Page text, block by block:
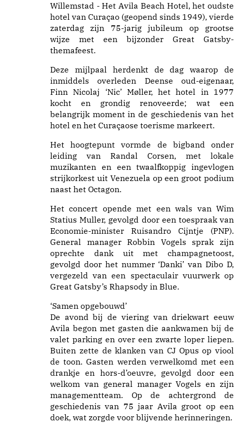
Willemstad - Het Avila Beach Hotel, het oudste
hotel van Curaçao (geopend sinds 1949), vierde
zaterdag zijn 75-jarig jubileum op grootse
wijze met een bijzonder Great Gatsby-
themafeest.
Deze mijlpaal herdenkt de dag waarop de
inmiddels overleden Deense oud-eigenaar,
Finn Nicolaj ‘Nic’ Møller, het hotel in 1977
kocht en grondig renoveerde; wat een
belangrijk moment in de geschiedenis van het
hotel en het Curaçaose toerisme markeert.
Het hoogtepunt vormde de bigband onder
leiding van Randal Corsen, met lokale
muzikanten en een twaalfkoppig ingevlogen
strijkorkest uit Venezuela op een groot podium
naast het Octagon.
Het concert opende met een wals van Wim
Statius Muller, gevolgd door een toespraak van
Economie-minister Ruisandro Cijntje (PNP).
General manager Robbin Vogels sprak zijn
oprechte dank uit met champagnetoost,
gevolgd door het nummer ‘Danki’ van Dibo D,
vergezeld van een spectaculair vuurwerk op
Great Gatsby’s Rhapsody in Blue.
‘Samen opgebouwd’
De avond bij de viering van driekwart eeuw
Avila begon met gasten die aankwamen bij de
valet parking en over een zwarte loper liepen.
Buiten zette de klanken van CJ Opus op viool
de toon. Gasten werden verwelkomd met een
drankje en hors-d’oeuvre, gevolgd door een
welkom van general manager Vogels en zijn
managementteam. Op de achtergrond de
geschiedenis van 75 jaar Avila groot op een
doek, wat zorgde voor blijvende herinneringen.